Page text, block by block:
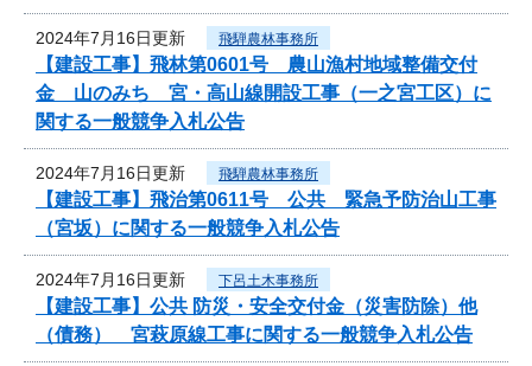
2024年7月16日更新 飛騨農林事務所
【建設工事】飛林第0601号 農山漁村地域整備交付
金 山のみち 宮・高山線開設工事（一之宮工区）に
関する一般競争入札公告
2024年7月16日更新 飛騨農林事務所
【建設工事】飛治第0611号 公共 緊急予防治山工事
（宮坂）に関する一般競争入札公告
2024年7月16日更新 下呂土木事務所
【建設工事】公共 防災・安全交付金（災害防除）他
（債務） 宮萩原線工事に関する一般競争入札公告